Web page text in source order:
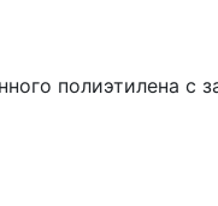
полиэтилена с